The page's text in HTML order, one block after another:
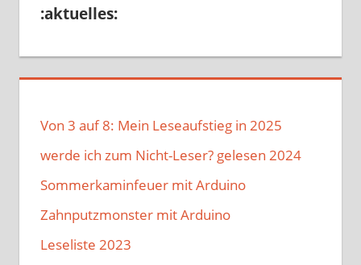
:aktuelles:
Von 3 auf 8: Mein Leseaufstieg in 2025
werde ich zum Nicht-Leser? gelesen 2024
Sommerkaminfeuer mit Arduino
Zahnputzmonster mit Arduino
Leseliste 2023